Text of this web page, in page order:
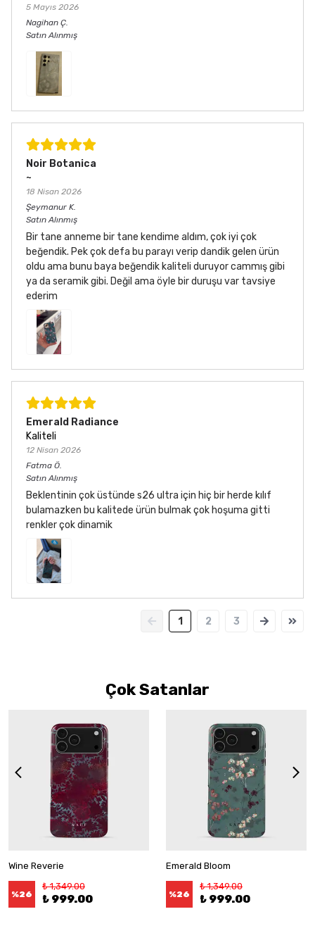
5 Mayıs 2026
Nagihan Ç.
Satın Alınmış
Noir Botanica
~
18 Nisan 2026
Şeymanur K.
Satın Alınmış
Bir tane anneme bir tane kendime aldım, çok iyi çok
beğendik. Pek çok defa bu parayı verip dandik gelen ürün
oldu ama bunu baya beğendik kaliteli duruyor cammış gibi
ya da seramik gibi. Değil ama öyle bir duruşu var tavsiye
ederim
Emerald Radiance
Kaliteli
12 Nisan 2026
Fatma Ö.
Satın Alınmış
Beklentinin çok üstünde s26 ultra için hiç bir herde kılıf
bulamazken bu kalitede ürün bulmak çok hoşuma gitti
renkler çok dinamik
1 2 3
Çok Satanlar
Wine Reverie
%26
₺ 1,349.00
₺ 999.00
Emerald Bloom
%26
₺ 1,349.00
₺ 999.00